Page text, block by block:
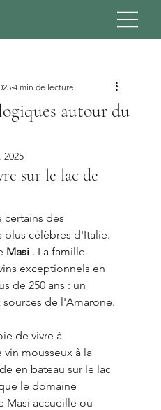
autour du
4 min de lecture
2025
sur le lac de
certains des
plus célèbres d'Italie.
Masi . La famille
exceptionnels en
de 250 ans : un
de l'Amarone.
de vivre à
mousseux à la
en bateau sur le lac
le domaine
Masi accueille ou